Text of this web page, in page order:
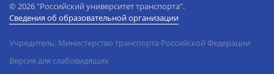
© 2026 "Российский университет транспорта".
Сведения об образовательной организации
Учредитель: Министерство транспорта Российской Федерации
Версия для слабовидящих